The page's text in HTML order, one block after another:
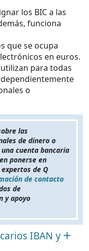
los BIC a las
funciona
que se ocupa
en euros.
utilizan para todas
o
las
de dinero o
cuenta bancaria
ponerse en
de Q
de contacto
de
y apoyo
IBAN y